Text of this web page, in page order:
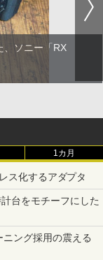
、ソニー「RX
1カ月
ス化するアダプタ
台をモチーフにした
ング採用の震える